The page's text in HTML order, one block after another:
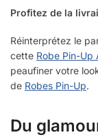
Profitez de la
Réinterprétez le
cette Robe Pin-Up
peaufiner votre
de Robes Pin-Up.
Du